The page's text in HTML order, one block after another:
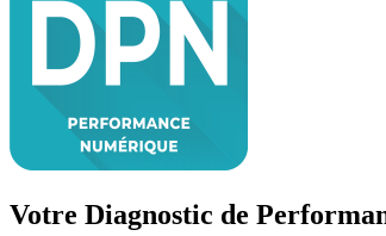
Votre Diagnostic de